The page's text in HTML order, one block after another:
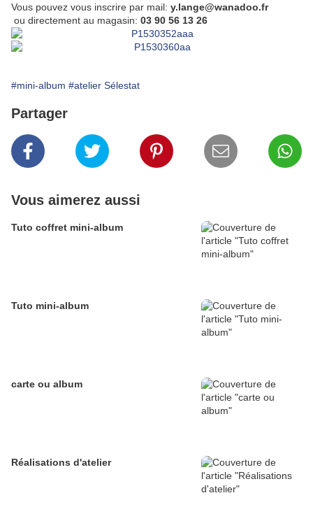
Vous pouvez vous inscrire par mail: y.lange@wanadoo.fr
ou directement au magasin: 03 90 56 13 26
#mini-album #atelier Sélestat
Partager
Vous aimerez aussi
Tuto coffret mini-album
Tuto mini-album
carte ou album
Réalisations d'atelier